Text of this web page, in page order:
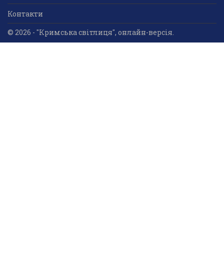
Контакти
© 2026 - "Кримська світлиця", онлайн-версія.